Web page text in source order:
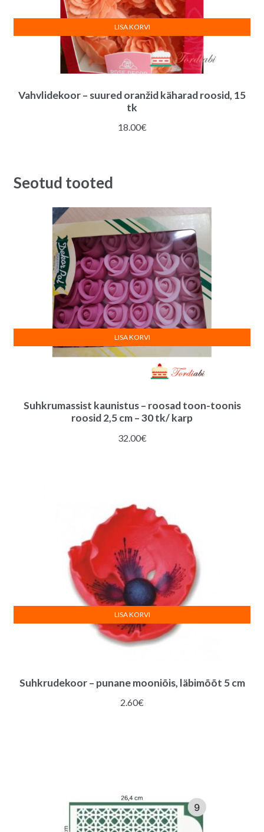
Vahvlidekoor – suured oranžid käharad roosid, 15
tk
18.00€
LISA KORVI
Seotud tooted
Suhkrumassist kaunistus – roosad toon-toonis
roosid 2,5 cm – 30 tk/ karp
32.00€
LISA KORVI
Suhkrudekoor – punane mooniõis, läbimõõt 5 cm
2.60€
LISA KORVI